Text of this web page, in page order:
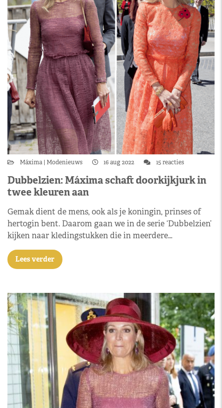
Máxima Modenieuws 16 aug 2022 15 reacties
Dubbelzien: Máxima schaft doorkijkjurk in
twee kleuren aan
Gemak dient de mens, ook als je koningin, prinses of
hertogin bent. Daarom gaan we in de serie ‘Dubbelzien’
kijken naar kledingstukken die in meerdere…
Lees verder